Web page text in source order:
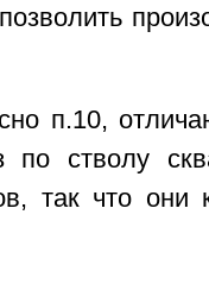
п.10,
по стволу
так что они